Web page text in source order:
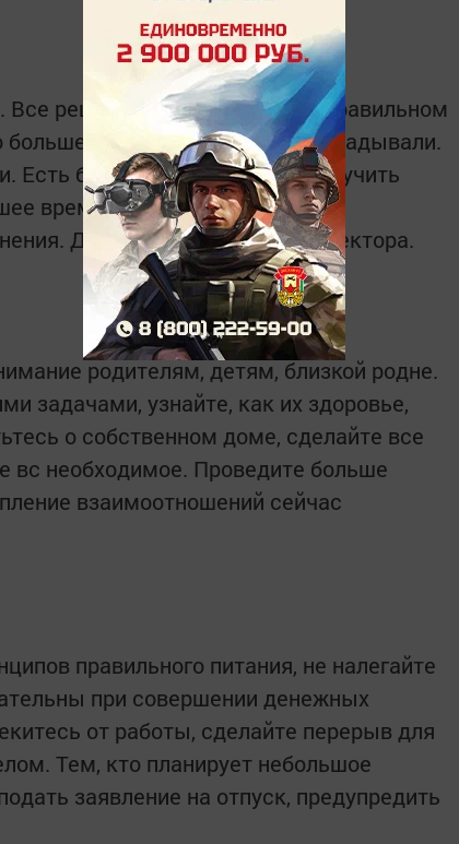
Все решения будут приняты в правильном
дел, которые давно откладывали.
Есть большая вероятность получить
время. В личной жизни тоже
Держитесь правильного вектора.
родителям, детям, близкой родне.
задачами, узнайте, как их здоровье,
о собственном доме, сделайте все
вс необходимое. Проведите больше
взаимоотношений сейчас
правильного питания, не налегайте
при совершении денежных
от работы, сделайте перерыв для
Тем, кто планирует небольшое
заявление на отпуск, предупредить